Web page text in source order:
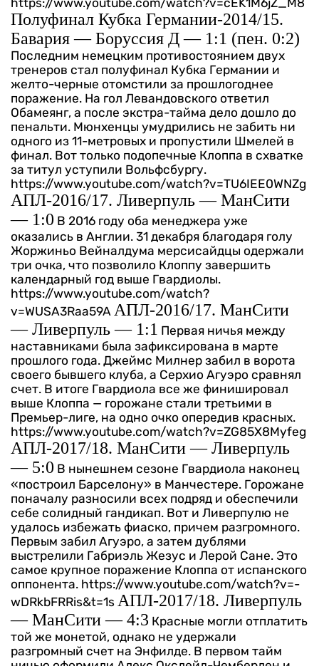
https://www.youtube.com/watch?v=cEK1M6jZ_M8
Полуфинал Кубка Германии-2014/15.
Бавария — Боруссия Д — 1:1 (пен. 0:2)
Последним немецким противостоянием двух
тренеров стал полуфинал Кубка Германии и
желто-черные отомстили за прошлогоднее
поражение. На гол Левандовского ответил
Обамеянг, а после экстра-тайма дело дошло до
пенальти. Мюнхенцы умудрились не забить ни
одного из 11-метровых и пропустили Шмелей в
финал. Вот только подопечные Клоппа в схватке
за титул уступили Вольфсбургу.
https://www.youtube.com/watch?v=TU6IEE0WNZg
АПЛ-2016/17. Ливерпуль — МанСити
— 1:0 В 2016 году оба менеджера уже
оказались в Англии. 31 декабря благодаря голу
Жоржиньо Вейналдума мерсисайдцы одержали
три очка, что позволило Клоппу завершить
календарный год выше Гвардиолы.
https://www.youtube.com/watch?
v=WUSA3Raa59A АПЛ-2016/17. МанСити
— Ливерпуль — 1:1 Первая ничья между
наставниками была зафиксирована в марте
прошлого года. Джеймс Милнер забил в ворота
своего бывшего клуба, а Серхио Агуэро сравнял
счет. В итоге Гвардиола все же финишировал
выше Клоппа — горожане стали третьими в
Премьер-лиге, на одно очко опередив красных.
https://www.youtube.com/watch?v=ZG85X8Myfeg
АПЛ-2017/18. МанСити — Ливерпуль
— 5:0 В нынешнем сезоне Гвардиола наконец
«построил Барселону» в Манчестере. Горожане
поначалу разносили всех подряд и обеспечили
себе солидный гандикап. Вот и Ливерпулю не
удалось избежать фиаско, причем разгромного.
Первым забил Агуэро, а затем дублями
выстрелили Габриэль Жезус и Лерой Сане. Это
самое крупное поражение Клоппа от испанского
оппонента. https://www.youtube.com/watch?v=-
wDRkbFRRis&t=1s АПЛ-2017/18. Ливерпуль
— МанСити — 4:3 Красные могли отплатить
той же монетой, однако не удержали
разгромный счет на Энфилде. В первом тайм